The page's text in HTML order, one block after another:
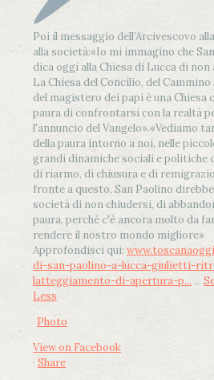
Poi il messaggio dell’Arcivescovo
alla società:«Io mi immagino che
dica oggi alla Chiesa di Lucca di non
La Chiesa del Concilio, del Cammino
del magistero dei papi è una Chiesa
paura di confrontarsi con la realtà
l'annuncio del Vangelo».«Vediamo
della paura intorno a noi, nelle
grandi dinamiche sociali e politiche
di riarmo, di chiusura e di
fronte a questo, San Paolino
società di non chiudersi, di
paura, perché c'è ancora molto da
rendere il nostro mondo migliore»
Approfondisci qui:
di-san-paolino-a-lucca-giulietti-
latteggiamento-di-apertura-p... ...
Less
Photo
View on Facebook
· Share